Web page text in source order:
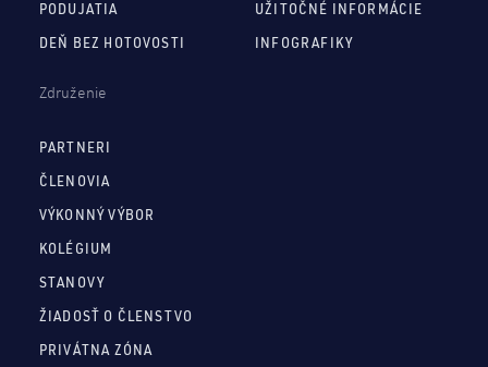
PODUJATIA
DEŇ BEZ HOTOVOSTI
UŽITOČNÉ INFORMÁCIE
INFOGRAFIKY
Združenie
PARTNERI
ČLENOVIA
VÝKONNÝ VÝBOR
KOLÉGIUM
STANOVY
ŽIADOSŤ O ČLENSTVO
PRIVÁTNA ZÓNA